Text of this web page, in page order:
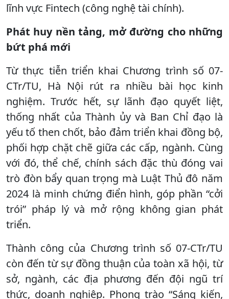
lĩnh vực Fintech (công nghệ tài chính).
Phát huy nền tảng, mở đường cho những
bứt phá mới
Từ thực tiễn triển khai Chương trình số 07-
CTr/TU, Hà Nội rút ra nhiều bài học kinh
nghiệm. Trước hết, sự lãnh đạo quyết liệt,
thống nhất của Thành ủy và Ban Chỉ đạo là
yếu tố then chốt, bảo đảm triển khai đồng bộ,
phối hợp chặt chẽ giữa các cấp, ngành. Cùng
với đó, thể chế, chính sách đặc thù đóng vai
trò đòn bẩy quan trọng mà Luật Thủ đô năm
2024 là minh chứng điển hình, góp phần “cởi
trói” pháp lý và mở rộng không gian phát
triển.
Thành công của Chương trình số 07-CTr/TU
còn đến từ sự đồng thuận của toàn xã hội, từ
sở, ngành, các địa phương đến đội ngũ trí
thức, doanh nghiệp. Phong trào “Sáng kiến,